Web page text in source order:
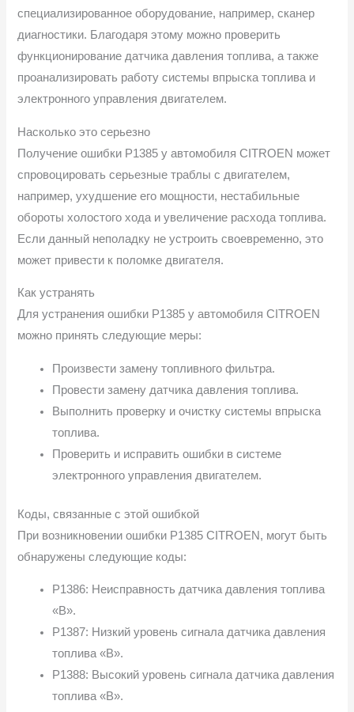
специализированное оборудование, например, сканер
диагностики. Благодаря этому можно проверить
функционирование датчика давления топлива, а также
проанализировать работу системы впрыска топлива и
электронного управления двигателем.
Насколько это серьезно
Получение ошибки P1385 у автомобиля CITROEN может
спровоцировать серьезные траблы с двигателем,
например, ухудшение его мощности, нестабильные
обороты холостого хода и увеличение расхода топлива.
Если данный неполадку не устроить своевременно, это
может привести к поломке двигателя.
Как устранять
Для устранения ошибки P1385 у автомобиля CITROEN
можно принять следующие меры:
Произвести замену топливного фильтра.
Провести замену датчика давления топлива.
Выполнить проверку и очистку системы впрыска
топлива.
Проверить и исправить ошибки в системе
электронного управления двигателем.
Коды, связанные с этой ошибкой
При возникновении ошибки P1385 CITROEN, могут быть
обнаружены следующие коды:
P1386: Неисправность датчика давления топлива
«B».
P1387: Низкий уровень сигнала датчика давления
топлива «B».
P1388: Высокий уровень сигнала датчика давления
топлива «B».